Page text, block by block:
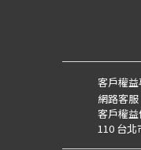
客戶權
網路客服
客戶權益
110 台